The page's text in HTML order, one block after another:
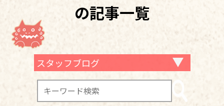
の記事一覧
スタッフブログ